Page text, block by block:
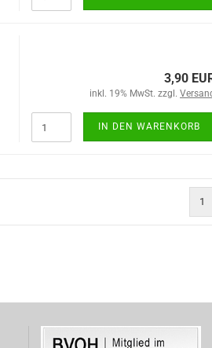
3,90
inkl. 19% MwSt. zzgl.
IN DEN WARENKORB
1